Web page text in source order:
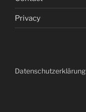
Privacy
Datenschutzerklärung